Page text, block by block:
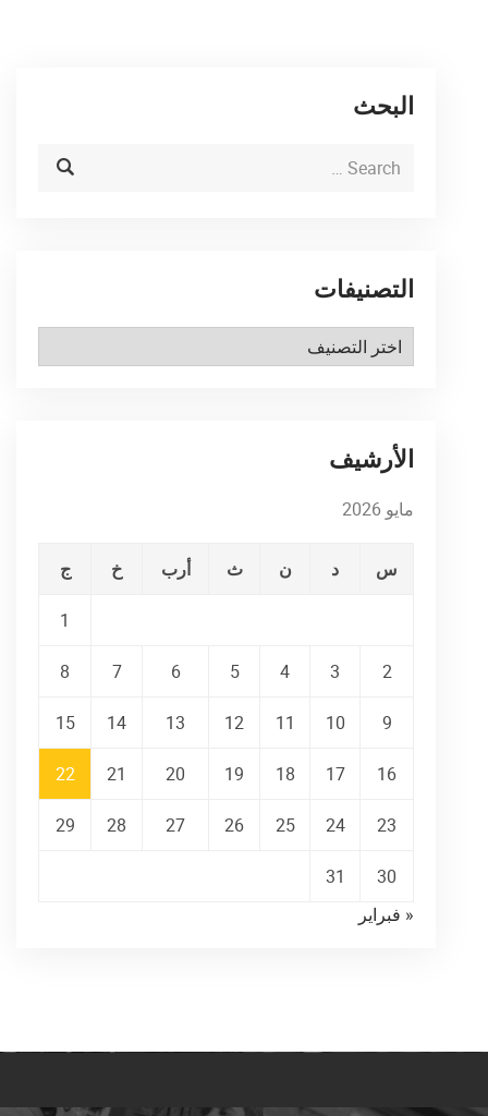
البحث
التصنيفات
التصنيفات
الأرشيف
مايو 2026
س د ن ث أرب خ ج
1
2
3
4
5
6
7
8
9
10
11
12
13
14
15
16
17
18
19
20
21
22
23
24
25
26
27
28
29
30
31
« فبراير